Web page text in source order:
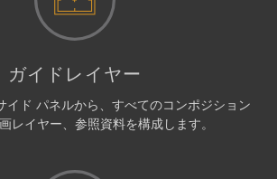
ガイドレイヤー
イド パネルから、すべてのコンポジション
レイヤー、参照資料を構成します。